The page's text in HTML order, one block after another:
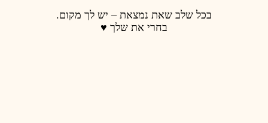
בכל שלב שאת נמצאת – יש לך מקום.
בחרי את שלך ♥️